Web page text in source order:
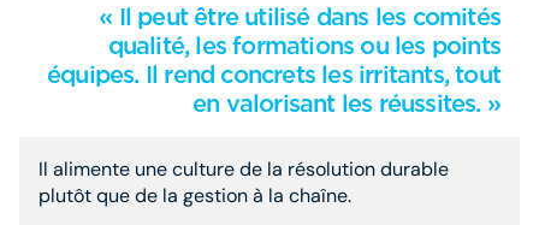
« Il peut être utilisé dans les comités
qualité, les formations ou les points
équipes. Il rend concrets les irritants, tout
en valorisant les réussites. »
Il alimente une culture de la résolution durable
plutôt que de la gestion à la chaîne.